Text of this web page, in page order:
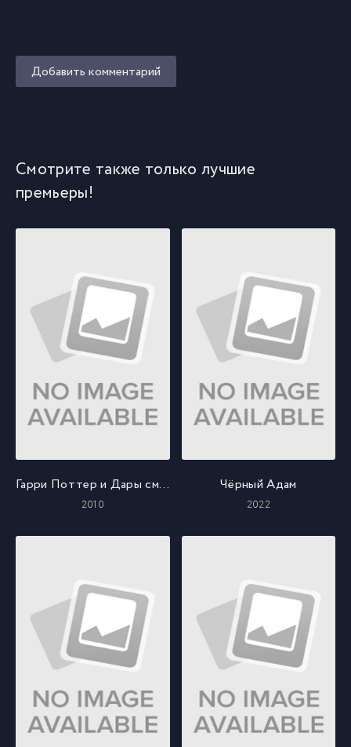
Добавить комментарий
Смотрите также только лучшие
премьеры!
Гарри Поттер и Дары смерти: Часть I
2010
Чёрный Адам
2022